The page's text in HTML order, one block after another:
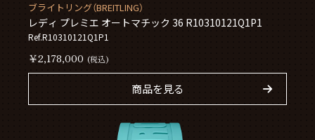
ブライトリング（BREITLING）
レディ プレミエ オートマチック 36 R10310121Q1P1
Ref.R10310121Q1P1
￥2,178,000 (税込)
商品を見る